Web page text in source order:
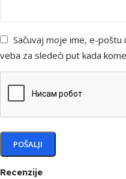
Recenzije
Sačuvaj moje ime, e-
veba za sledeći put kada